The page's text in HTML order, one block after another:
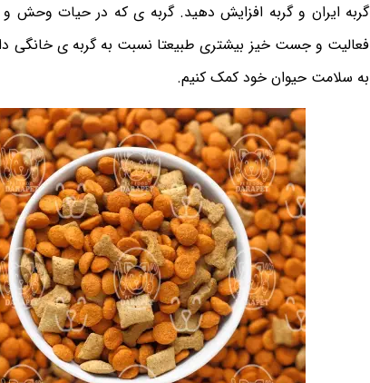
گربه ایران و گربه افزایش دهید. گربه ی که در حیات وحش
فعالیت و جست خیز بیشتری طبیعتا نسبت به گربه ی خانگی
به سلامت حیوان خود کمک کنیم.